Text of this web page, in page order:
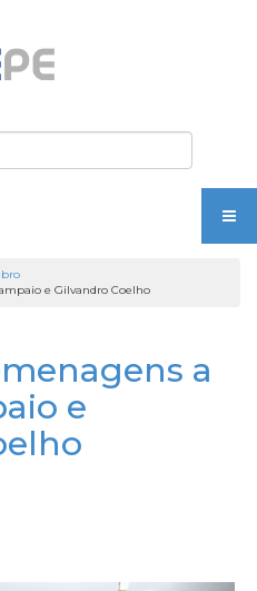
e Gilvandro Coelho
a
e